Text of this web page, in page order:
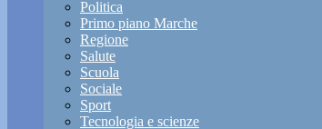
Politica
Primo piano Marche
Regione
Salute
Scuola
Sociale
Sport
Tecnologia e scienze